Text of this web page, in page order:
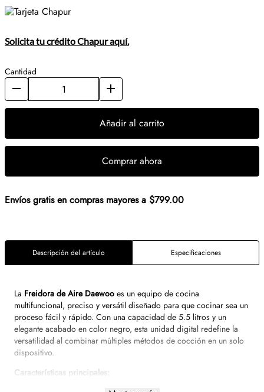
Solicita tu crédito Chapur aquí.
Cantidad
Añadir al carrito
Comprar ahora
Envíos gratis en compras mayores a $799.00
Descripción del artículo Especificaciones
La Freidora de Aire Daewoo es un equipo de cocina
multifuncional, preciso y versátil diseñado para que cocinar sea un
proceso fácil y rápido. Con una capacidad de 5.5 litros y un
elegante acabado en color negro, esta unidad digital redefine la
versatilidad al combinar múltiples métodos de cocción en un solo
dispositivo.
Características principales: